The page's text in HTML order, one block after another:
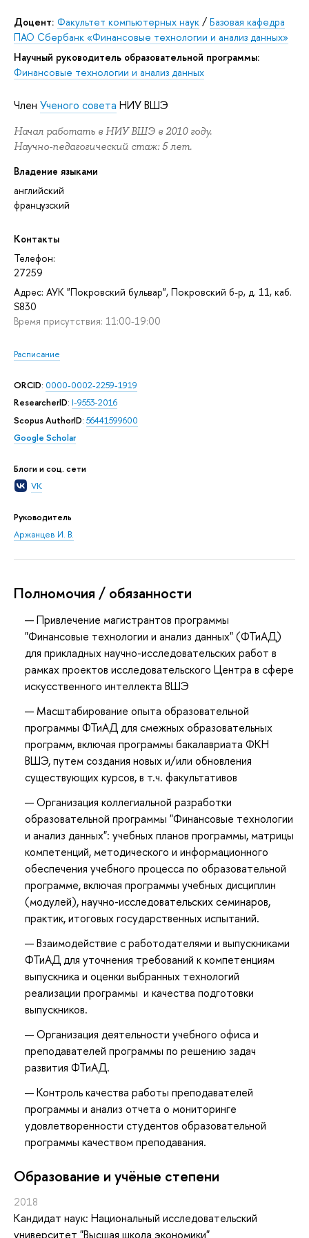
Доцент: Факультет компьютерных наук / Базовая кафедра
ПАО Сбербанк «Финансовые технологии и анализ данных»
Научный руководитель образовательной программы:
Финансовые технологии и анализ данных
Член Ученого совета НИУ ВШЭ
Начал работать в НИУ ВШЭ в 2010 году.
Научно-педагогический стаж: 5 лет.
Владение языками
английский
французский
Контакты
Телефон:
27259
Адрес: АУК "Покровский бульвар", Покровский б-р, д. 11, каб.
S830
Время присутствия: 11:00-19:00
Расписание
ORCID: 0000-0002-2259-1919
ResearcherID: I-9553-2016
Scopus AuthorID: 56441599600
Google Scholar
Блоги и соц. сети
VK
Руководитель
Аржанцев И. В.
Полномочия / обязанности
Привлечение магистрантов программы
"Финансовые технологии и анализ данных" (ФТиАД)
для прикладных научно-исследовательских работ в
рамках проектов исследовательского Центра в сфере
искусственного интеллекта ВШЭ
Масштабирование опыта образовательной
программы ФТиАД для смежных образовательных
программ, включая программы бакалавриата ФКН
ВШЭ, путем создания новых и/или обновления
существующих курсов, в т.ч. факультативов
Организация коллегиальной разработки
образовательной программы "Финансовые технологии
и анализ данных": учебных планов программы, матрицы
компетенций, методического и информационного
обеспечения учебного процесса по образовательной
программе, включая программы учебных дисциплин
(модулей), научно-исследовательских семинаров,
практик, итоговых государственных испытаний.
Взаимодействие с работодателями и выпускниками
ФТиАД для уточнения требований к компетенциям
выпускника и оценки выбранных технологий
реализации программы и качества подготовки
выпускников.
Организация деятельности учебного офиса и
преподавателей программы по решению задач
развития ФТиАД.
Контроль качества работы преподавателей
программы и анализ отчета о мониторинге
удовлетворенности студентов образовательной
программы качеством преподавания.
Oбразование и учёные степени
2018
Кандидат наук: Национальный исследовательский
университет "Высшая школа экономики"